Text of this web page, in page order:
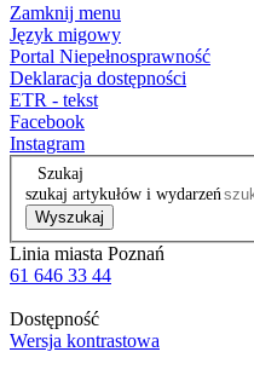
Zamknij menu
Język migowy
Portal Niepełnosprawność
Deklaracja dostępności
ETR - tekst
Facebook
Instagram
Szukaj
szukaj artykułów i wydarzeń
Wyszukaj
Linia miasta Poznań
61 646 33 44
Dostępność
Wersja kontrastowa